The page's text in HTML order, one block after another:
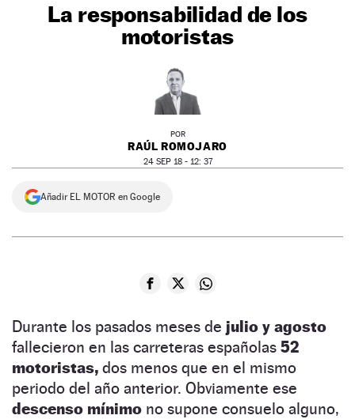
La responsabilidad de los
motoristas
POR
RAÚL ROMOJARO
24 SEP 18 - 12: 37
Añadir EL MOTOR en Google
Durante los pasados meses de julio y agosto
fallecieron en las carreteras españolas 52
motoristas, dos menos que en el mismo
periodo del año anterior. Obviamente ese
descenso mínimo no supone consuelo alguno,